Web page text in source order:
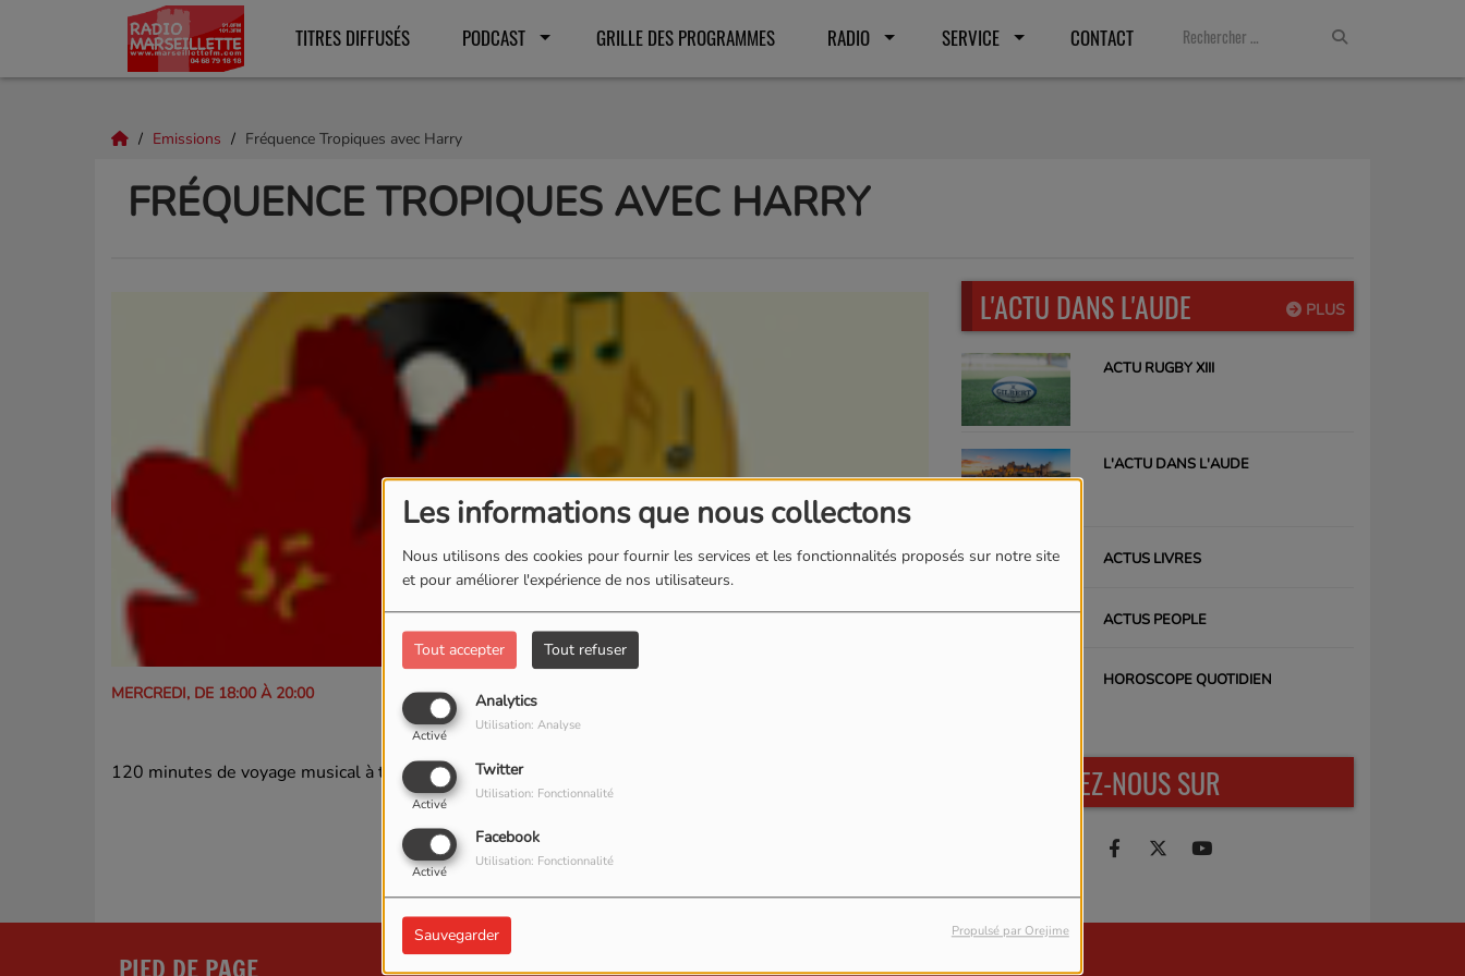
Les informations que nous collectons
Nous utilisons des cookies pour fournir les services et les fonctionnalités proposés sur notre site
et pour améliorer l'expérience de nos utilisateurs.
Tout accepter Tout refuser
Analytics
Activé
Utilisation: Analyse
Twitter
Activé
Utilisation: Fonctionnalité
Facebook
Activé
Utilisation: Fonctionnalité
Sauvegarder Propulsé par Orejime
TITRES DIFFUSÉS PODCAST GRILLE DES PROGRAMMES RADIO SERVICE CONTACT
Emissions Fréquence Tropiques avec Harry
FRÉQUENCE TROPIQUES AVEC HARRY
MERCREDI, DE 18:00 À 20:00
120 minutes de voyage musical à travers les îles : Antilles, Afrique et Amérique Latine.
PLUS
L'ACTU DANS L'AUDE
ACTU RUGBY XIII
L'ACTU DANS L'AUDE
ACTUS LIVRES
ACTUS PEOPLE
HOROSCOPE QUOTIDIEN
RETROUVEZ-NOUS SUR